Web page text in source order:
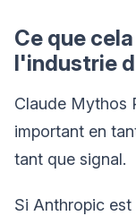
Ce que
l'industrie
Claude Mythos
important en
tant que signal.
Si Anthropic est